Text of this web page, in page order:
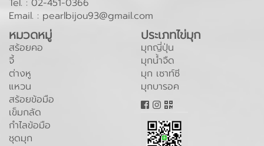
Tel. : 02-451-0366
Email. : pearlbijou93@gmail.com
หมวดหมู่
สร้อยคอ
จี้
ต่างหู
แหวน
สร้อยข้อมือ
เข็มกลัด
กำไลข้อมือ
ชุดมุก
ประเภทไข่มุก
มุกญี่ปุ่น
มุกน้ำจืด
มุก เซาท์ซี
มุกบารอค